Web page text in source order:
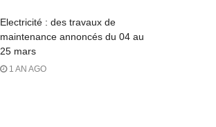
Electricité : des travaux de
maintenance annoncés du 04 au
25 mars
1 AN AGO